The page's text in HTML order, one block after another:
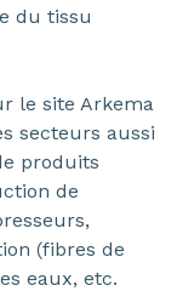
du tissu
le site Arkema
secteurs aussi
produits
de
(fibres de
eaux, etc.